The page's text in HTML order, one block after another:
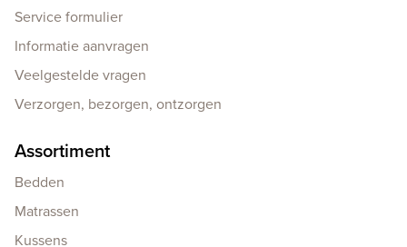
Service formulier
Informatie aanvragen
Veelgestelde vragen
Verzorgen, bezorgen, ontzorgen
Assortiment
Bedden
Matrassen
Kussens